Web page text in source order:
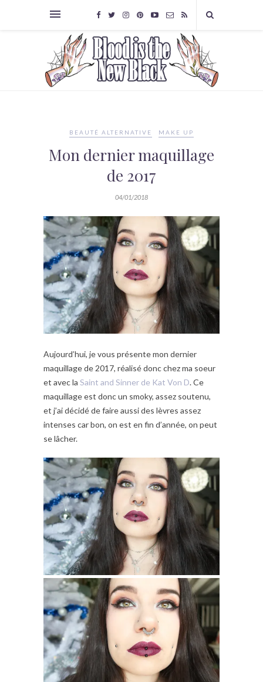
BEAUTÉ ALTERNATIVE MAKE UP
Mon dernier maquillage
de 2017
04/01/2018
Aujourd’hui, je vous présente mon dernier
maquillage de 2017, réalisé donc chez ma soeur
et avec la Saint and Sinner de Kat Von D. Ce
maquillage est donc un smoky, assez soutenu,
et j’ai décidé de faire aussi des lèvres assez
intenses car bon, on est en fin d’année, on peut
se lâcher.